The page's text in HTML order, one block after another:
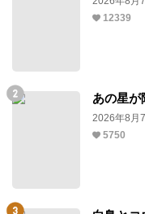
12339
あの星が
2026年8月
5750